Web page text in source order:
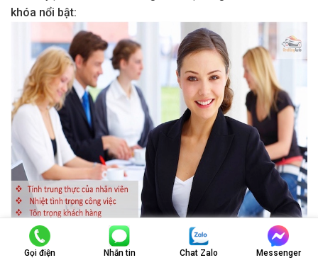
khóa nổi bật:
Gọi điện Nhắn tin Chat Zalo Messenger